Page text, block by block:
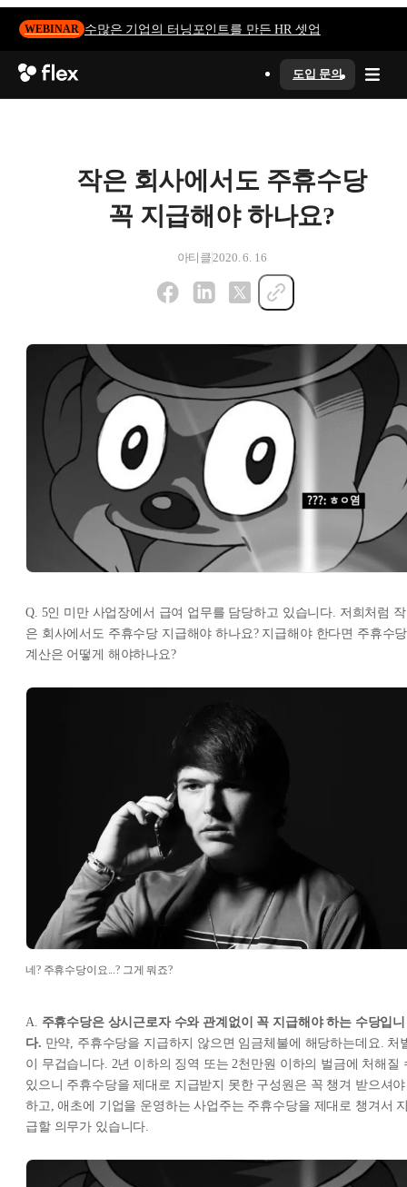
WEBINAR 수많은 기업의 터닝포인트를 만든 HR 셋업
도입 문의
작은 회사에서도 주휴수당
꼭 지급해야 하나요?
아티클 2020. 6. 16
Q. 5인 미만 사업장에서 급여 업무를 담당하고 있습니다. 저희처럼 작
은 회사에서도 주휴수당 지급해야 하나요? 지급해야 한다면 주휴수당
계산은 어떻게 해야하나요?
네? 주휴수당이요...? 그게 뭐죠?
A. 주휴수당은 상시근로자 수와 관계없이 꼭 지급해야 하는 수당입니
다. 만약, 주휴수당을 지급하지 않으면 임금체불에 해당하는데요. 처
이 무겁습니다. 2년 이하의 징역 또는 2천만원 이하의 벌금에 처해질
있으니 주휴수당을 제대로 지급받지 못한 구성원은 꼭 챙겨 받으셔야
하고, 애초에 기업을 운영하는 사업주는 주휴수당을 제대로 챙겨서
급할 의무가 있습니다.